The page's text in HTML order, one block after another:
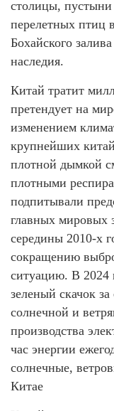
столицы, пустыни
перелетных птиц
Бохайского
наследия.
Китай тратит
претендует на
изменением
крупнейших
плотной дымкой
плотными
подпитывали
главных мировых
середины 2010-х
сокращению
ситуацию. В 2024
зеленый скачок
солнечной и
производства
час энергии
солнечные,
Китае